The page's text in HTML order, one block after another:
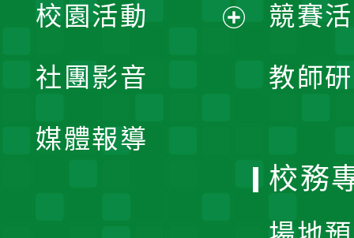
競賽
教師
開
校園活動
社團影音
媒體報導
校務